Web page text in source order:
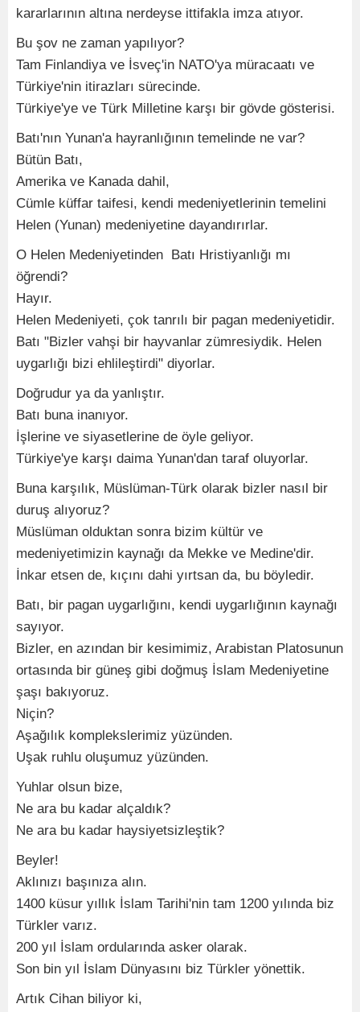
kararlarının altına nerdeyse ittifakla imza atıyor.
Bu şov ne zaman yapılıyor?
Tam Finlandiya ve İsveç'in NATO'ya müracaatı ve
Türkiye'nin itirazları sürecinde.
Türkiye'ye ve Türk Milletine karşı bir gövde gösterisi.
Batı'nın Yunan'a hayranlığının temelinde ne var?
Bütün Batı,
Amerika ve Kanada dahil,
Cümle küffar taifesi, kendi medeniyetlerinin temelini
Helen (Yunan) medeniyetine dayandırırlar.
O Helen Medeniyetinden Batı Hristiyanlığı mı
öğrendi?
Hayır.
Helen Medeniyeti, çok tanrılı bir pagan medeniyetidir.
Batı "Bizler vahşi bir hayvanlar zümresiydik. Helen
uygarlığı bizi ehlileştirdi" diyorlar.
Doğrudur ya da yanlıştır.
Batı buna inanıyor.
İşlerine ve siyasetlerine de öyle geliyor.
Türkiye'ye karşı daima Yunan'dan taraf oluyorlar.
Buna karşılık, Müslüman-Türk olarak bizler nasıl bir
duruş alıyoruz?
Müslüman olduktan sonra bizim kültür ve
medeniyetimizin kaynağı da Mekke ve Medine'dir.
İnkar etsen de, kıçını dahi yırtsan da, bu böyledir.
Batı, bir pagan uygarlığını, kendi uygarlığının kaynağı
sayıyor.
Bizler, en azından bir kesimimiz, Arabistan Platosunun
ortasında bir güneş gibi doğmuş İslam Medeniyetine
şaşı bakıyoruz.
Niçin?
Aşağılık komplekslerimiz yüzünden.
Uşak ruhlu oluşumuz yüzünden.
Yuhlar olsun bize,
Ne ara bu kadar alçaldık?
Ne ara bu kadar haysiyetsizleştik?
Beyler!
Aklınızı başınıza alın.
1400 küsur yıllık İslam Tarihi'nin tam 1200 yılında biz
Türkler varız.
200 yıl İslam ordularında asker olarak.
Son bin yıl İslam Dünyasını biz Türkler yönettik.
Artık Cihan biliyor ki,